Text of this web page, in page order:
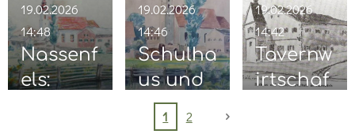
Nassenf
els
lohe
Nassenf
els:
19.02.2026
14:48
Schulha
us und
Kirche
19.02.2026
14:46
Tavernw
irtschaf
19.02.2026
14:42
1 2